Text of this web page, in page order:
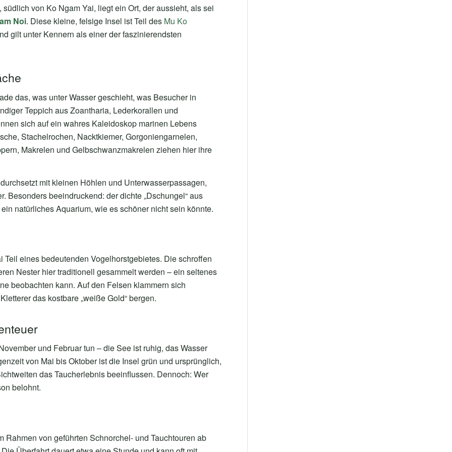
von Ko Ngam Yai, liegt ein Ort, der aussieht, als sei
Noi. Diese kleine, felsige Insel ist Teil des Mu Ko
gilt unter Kennern als einer der faszinierendsten
das, was unter Wasser geschieht, was Besucher in
Teppich aus Zoantharia, Lederkorallen und
sich auf ein wahres Kaleidoskop marinen Lebens
Stachelrochen, Nacktkiemer, Gorgoniengarnelen,
Makrelen und Gelbschwanzmakrelen ziehen hier ihre
mit kleinen Höhlen und Unterwasserpassagen,
Besonders beeindruckend: der dichte „Dschungel“ aus
natürliches Aquarium, wie es schöner nicht sein könnte.
eines bedeutenden Vogelhorstgebietes. Die schroffen
Nester hier traditionell gesammelt werden – ein seltenes
beobachten kann. Auf den Felsen klammern sich
das kostbare „weiße Gold“ bergen.
und Februar tun – die See ist ruhig, das Wasser
von Mai bis Oktober ist die Insel grün und ursprünglich,
das Taucherlebnis beeinflussen. Dennoch: Wer
belohnt.
von geführten Schnorchel- und Tauchtouren ab